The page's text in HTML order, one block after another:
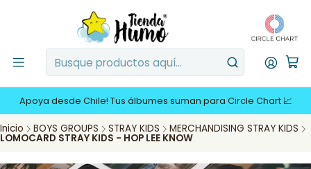
Apoya desde Chile! Tus álbumes suman para Circle Chart 📈
Inicio BOYS GROUPS STRAY KIDS MERCHANDISING STRAY KIDS
LOMOCARD STRAY KIDS - HOP LEE KNOW